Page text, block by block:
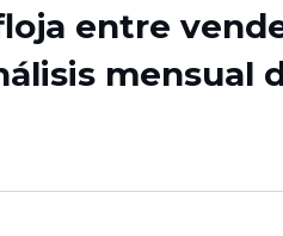
entre
mensual